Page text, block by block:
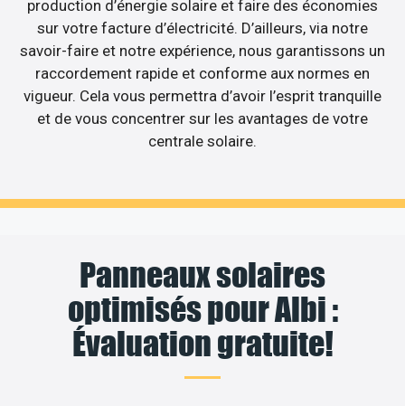
production d’énergie solaire et faire des économies
sur votre facture d’électricité. D’ailleurs, via notre
savoir-faire et notre expérience, nous garantissons un
raccordement rapide et conforme aux normes en
vigueur. Cela vous permettra d’avoir l’esprit tranquille
et de vous concentrer sur les avantages de votre
centrale solaire.
Panneaux solaires
optimisés pour Albi :
Évaluation gratuite!